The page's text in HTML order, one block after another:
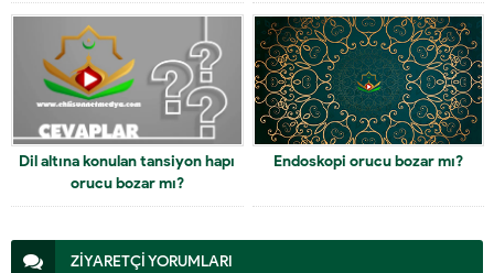
Dil altına konulan tansiyon hapı
orucu bozar mı?
Endoskopi orucu bozar mı?
ZİYARETÇİ YORUMLARI